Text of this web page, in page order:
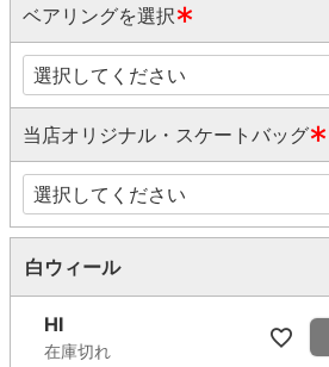
)
ベアリングを選択
(
必
須
)
当店オリジナル・スケートバッグ
(
須
白ウィール
HI
在庫切れ